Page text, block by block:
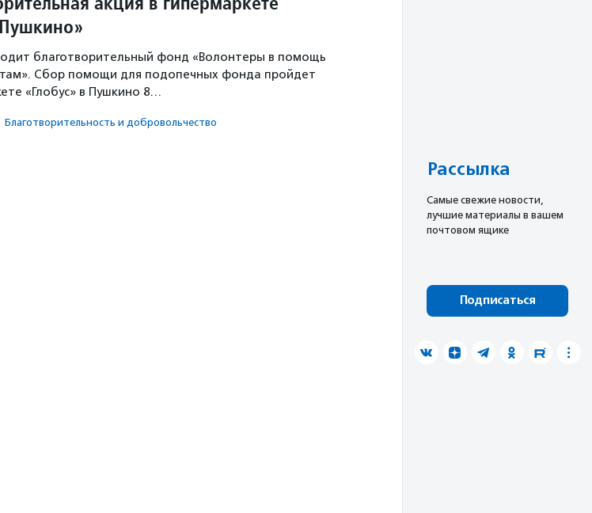
благотворительный фонд «Волонтеры в помощь
Сбор помощи для подопечных фонда пройдет
«Глобус» в Пушкино 8…
Благотвори­тель­ность и доброволь­чест­во
Рассылка
Cамые свежие новости,
лучшие материалы в вашем
почтовом ящике
Подписаться